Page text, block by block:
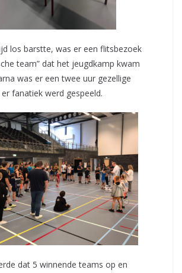
los barstte, was er een flitsbezoek
team” dat het jeugdkamp kwam
was er een twee uur gezellige
fanatiek werd gespeeld.
dat 5 winnende teams op en